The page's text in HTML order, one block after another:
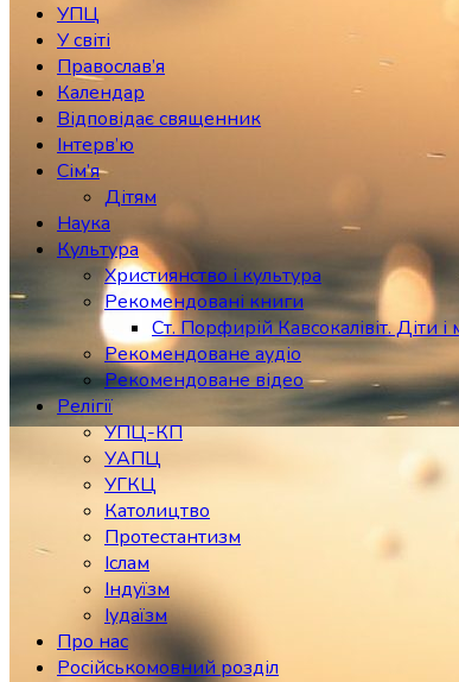
УПЦ
У світі
Православ’я
Календар
Відповідає священник
Інтерв’ю
Сім’я
Дітям
Наука
Культура
Християнство і культура
Рекомендовані книги
Ст. Порфирій Кавсокалівіт. Діти
Рекомендоване аудіо
Рекомендоване відео
Релігії
УПЦ-КП
УАПЦ
УГКЦ
Католицтво
Протестантизм
Іслам
Індуїзм
Іудаїзм
Про нас
Російськомовний розділ